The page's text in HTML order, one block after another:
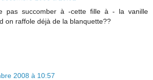
pas succomber à -cette fille à - la vanille
on raffole déjà de la blanquette??
2008 à 10:57